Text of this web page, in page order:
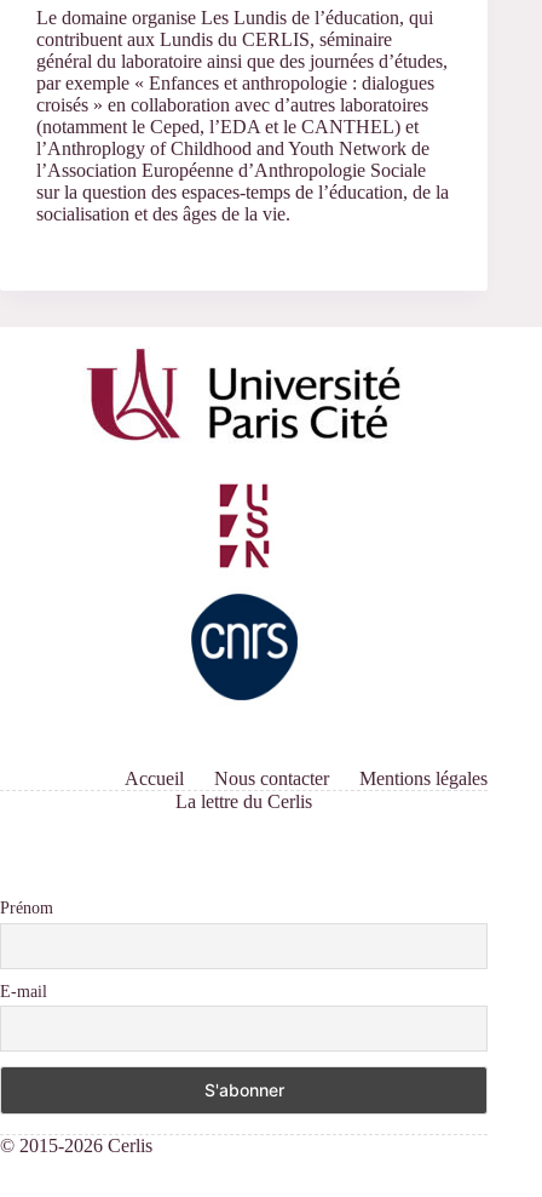
Le domaine organise Les Lundis de l’éducation, qui
contribuent aux Lundis du CERLIS, séminaire
général du laboratoire ainsi que des journées d’études,
par exemple « Enfances et anthropologie : dialogues
croisés » en collaboration avec d’autres laboratoires
(notamment le Ceped, l’EDA et le CANTHEL) et
l’Anthroplogy of Childhood and Youth Network de
l’Association Européenne d’Anthropologie Sociale
sur la question des espaces-temps de l’éducation, de la
socialisation et des âges de la vie.
Accueil Nous contacter
Mentions légales
La lettre du Cerlis
Prénom
E-mail
© 2015-2026 Cerlis